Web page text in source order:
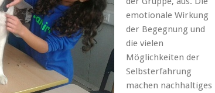
emotionale Wirkung
der Begegnung und
die vielen
Möglichkeiten der
Selbsterfahrung
machen nachhaltiges